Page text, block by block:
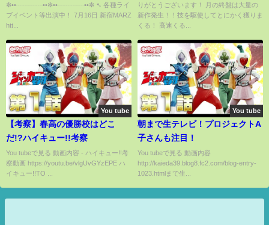
奏してみた】
✼••┈┈┈┈••✼••┈┈┈┈••✼ ➴ 各種ライ
ブイベント等出演中！ 7月16日 新宿MARZ
htt...
りがとうございます！ 月の終盤は大量の
新作発生！！技を駆使してとにかく獲りま
くる！ 高速くる...
You tube
【考察】春高の優勝校はどこ
だ!?ハイキュー!!考察
You tubeで見る 動画内容 - ハイキュー!!考
察動画 https://youtu.be/vlgUvGYzEPE ハ
イキュー!!TO ...
You tube
朝まで生テレビ！プロジェクトA
子さんも注目！
You tubeで見る 動画内容
http://kaieda39.blog8.fc2.com/blog-entry-
1023.htmlまで生...